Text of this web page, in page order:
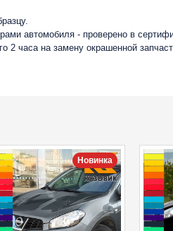
автомобиля - проверено в
2 часа на замену окрашенной
Новинка